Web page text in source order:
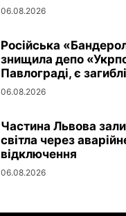
06.08.2026
Російська
знищила депо
Павлограді, є загиблі
06.08.2026
Частина Львова
світла через
відключення
06.08.2026